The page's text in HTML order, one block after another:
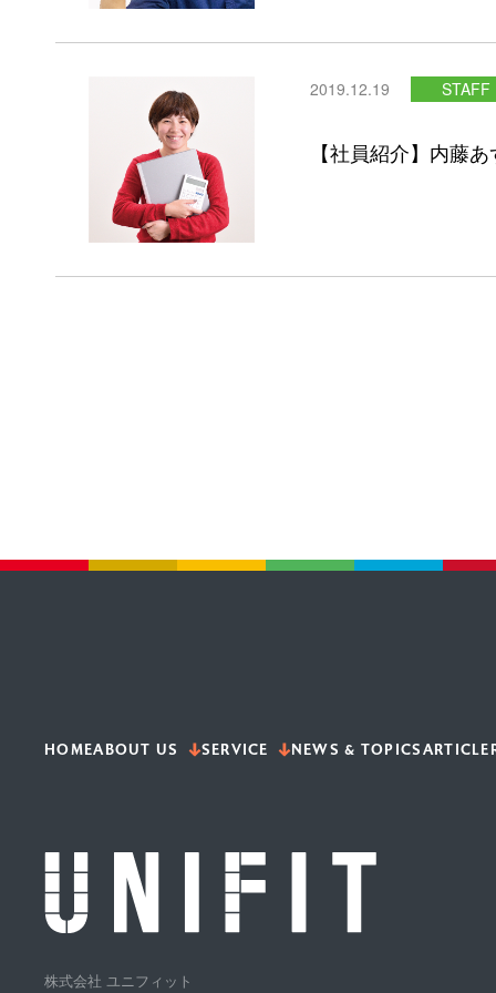
2019.12.19 STAFF
【社員紹介】内藤あ
HOMEABOUT US SERVICE NEWS & TOPICSARTICLE
株式会社 ユニフィット